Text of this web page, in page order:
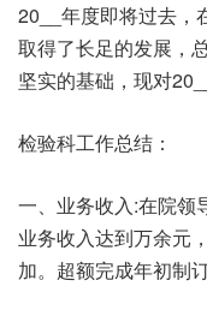
20__年度即将过去，
取得了长足的发展，
坚实的基础，现对
检验科工作总结：
一、业务收入:在院领
业务收入达到万余元
加。超额完成年初制